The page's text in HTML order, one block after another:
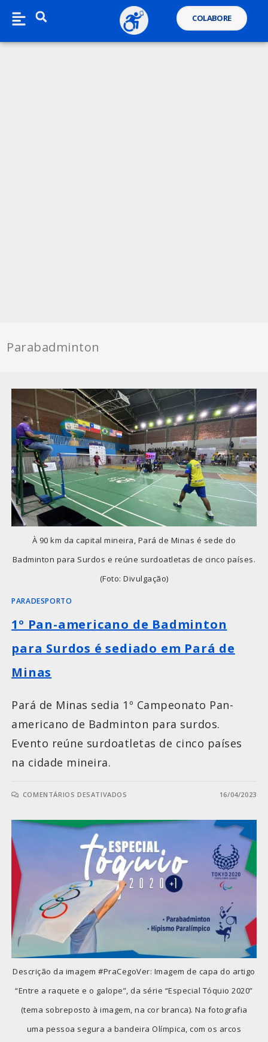
COLABORE
Parabadminton
À 90 km da capital mineira, Pará de Minas é sede do
Badminton para Surdos e reúne surdoatletas de cinco países.
(Foto: Divulgação)
PARADESPORTO
1º Pan-americano de Badminton
para Surdos é sediado em Pará de
Minas
Pará de Minas sedia 1º Campeonato Pan-
americano de Badminton para surdos.
Evento reúne surdoatletas de cinco países
na cidade mineira.
COMENTÁRIOS DESATIVADOS 16/04/2023
Descrição da imagem #PraCegoVer: Imagem de capa do artigo
“Entre a raquete e o galope”, da série “Especial Tóquio 2020”
(tema sobreposto à imagem, na cor branca). Na fotografia
uma pessoa segura a bandeira Olímpica, com os arcos